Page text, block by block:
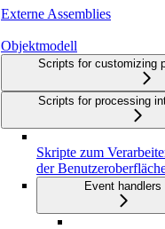
Externe Assemblies
Objektmodell
Scripts for customizing
Scripts for processing
Skripte zum
der
Event handlers